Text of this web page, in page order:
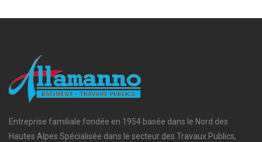
Entreprise familiale fondée en 1954 basée dans le Nord des
Hautes Alpes Spécialisée dans le secteur des Travaux Publics,